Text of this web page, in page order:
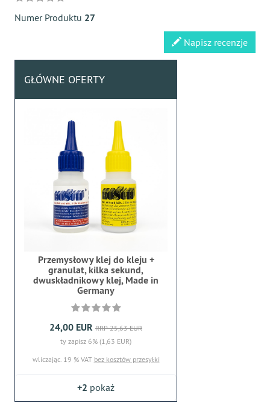
Numer Produktu 27
Napisz recenzje
GŁÓWNE OFERTY
Przemysłowy klej do kleju +
granulat, kilka sekund,
dwuskładnikowy klej, Made in
Germany
24,00 EUR RRP 25,63 EUR
ty zapisz 6% (1,63 EUR)
wliczając. 19 % VAT bez kosztów przesyłki
+2 pokaż